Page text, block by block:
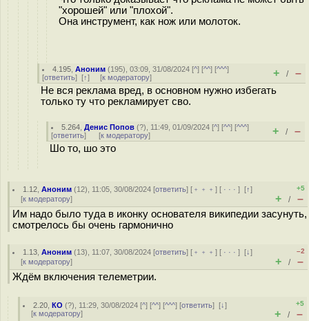
"хорошей" или "плохой".
Она инструмент, как нож или молоток.
4.195 ,Аноним (195), 03:09, 31/08/2024 [^] [^^] [^^^]
[ответить] [↑] [к модератору] + / –
Не вся реклама вред, в основном нужно избегать
только ту что рекламирует сво.
5.264 ,Денис Попов (?), 11:49, 01/09/2024 [^] [^^] [^^^]
[ответить] [к модератору] + / –
Шо то, шо это
1.12 ,Аноним (12), 11:05, 30/08/2024 [ответить] [ ﹢﹢﹢] [ · · ·][↑]
[к модератору]
+5
+ / –
Им надо было туда в иконку основателя википедии засунуть,
смотрелось бы очень гармонично
1.13 ,Аноним (13), 11:07, 30/08/2024 [ответить] [ ﹢﹢﹢] [ · · ·][↓]
[к модератору]
–2
+ / –
Ждём включения телеметрии.
2.20 ,КО (?), 11:29, 30/08/2024 [^] [^^] [^^^] [ответить][↓]
[к модератору]
+5
+ / –